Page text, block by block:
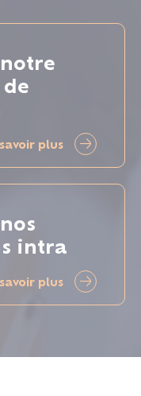
plus
intra
plus